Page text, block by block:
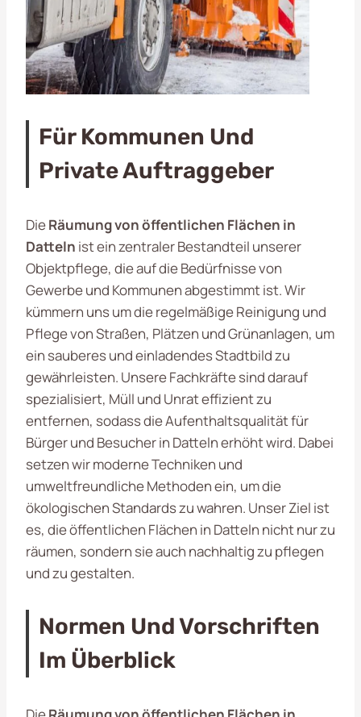
Für Kommunen Und
Private Auftraggeber
DieRäumung von öffentlichen Flächen in
Datteln ist ein zentraler Bestandteil unserer
Objektpflege, die auf die Bedürfnisse von
Gewerbe und Kommunen abgestimmt ist. Wir
kümmern uns um die regelmäßige Reinigung und
Pflege von Straßen, Plätzen und Grünanlagen, um
ein sauberes und einladendes Stadtbild zu
gewährleisten. Unsere Fachkräfte sind darauf
spezialisiert, Müll und Unrat effizient zu
entfernen, sodass die Aufenthaltsqualität für
Bürger und Besucher in Datteln erhöht wird. Dabei
setzen wir moderne Techniken und
umweltfreundliche Methoden ein, um die
ökologischen Standards zu wahren. Unser Ziel ist
es, die öffentlichen Flächen in Datteln nicht nur zu
räumen, sondern sie auch nachhaltig zu pflegen
und zu gestalten.
Normen Und Vorschriften
Im Überblick